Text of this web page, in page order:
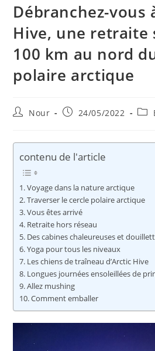
Débranchez-vous
Hive, une retraite
100 km au nord
polaire arctique
Auteur/autrice
publication :
Nour
Publication
24/05/2022
Post
contenu de l'article
Voyage dans la nature arctique
Traverser le cercle polaire arctique
Vous êtes arrivé
Retraite hors réseau
Des cabines chaleureuses et
Yoga pour tous les niveaux
Les chiens de traîneau d’Arctic Hive
Longues journées ensoleillées de
Allez mushing
Comment emballer